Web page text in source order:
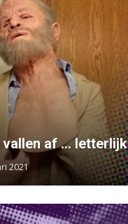
vallen af … letterlijk
2021